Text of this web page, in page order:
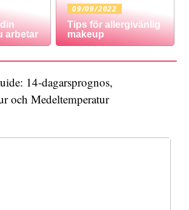
arbetar
09/09/2022
Tips för allergivänlig
makeup
14-dagarsprognos,
och Medeltemperatur